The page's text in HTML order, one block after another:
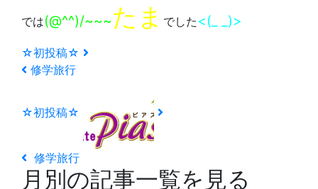
では(@^^)/~~~たま でした <(_ _)>
☆初投稿☆
修学旅行
☆初投稿☆
修学旅行
月別の記事一覧を見る